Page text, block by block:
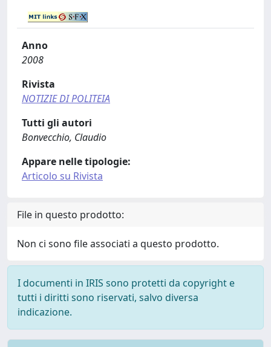
Anno
2008
Rivista
NOTIZIE DI POLITEIA
Tutti gli autori
Bonvecchio, Claudio
Appare nelle tipologie:
Articolo su Rivista
File in questo prodotto:
Non ci sono file associati a questo prodotto.
I documenti in IRIS sono protetti da copyright e
tutti i diritti sono riservati, salvo diversa
indicazione.